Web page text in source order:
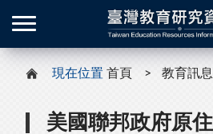
現在位置 首頁 教育訊息
美國聯邦政府原